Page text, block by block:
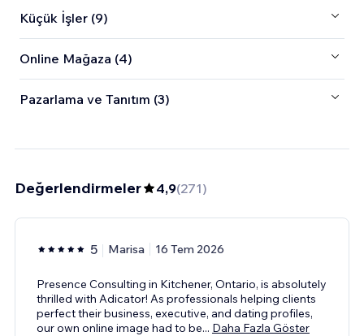
Küçük İşler (9)
Online Mağaza (4)
Pazarlama ve Tanıtım (3)
Değerlendirmeler 4,9(271)
5 Marisa 16 Tem 2026
Presence Consulting in Kitchener, Ontario, is absolutely
thrilled with Adicator! As professionals helping clients
perfect their business, executive, and dating profiles,
our own online image had to be... Daha Fazla Göster